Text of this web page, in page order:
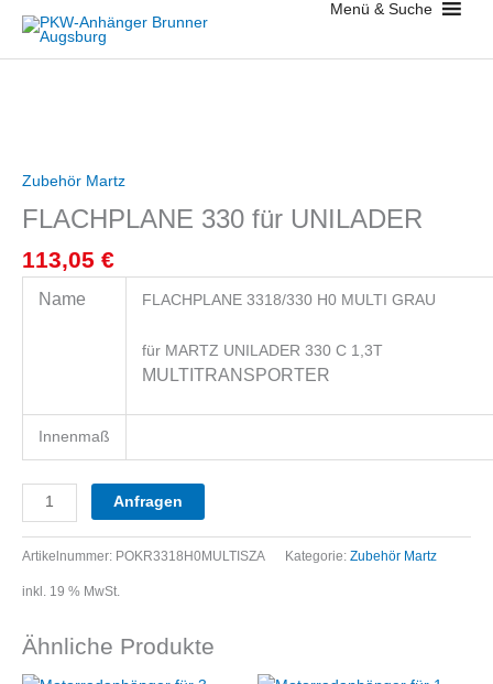
Inhalt
springen
Menü & Suche
Zubehör Martz
FLACHPLANE 330 für UNILADER
113,05 €
Name FLACHPLANE 3318/330 H0 MULTI GRAU
für MARTZ UNILADER 330 C 1,3T
MULTITRANSPORTER
Innenmaß
für
Menge
Anfragen
Artikelnummer: POKR3318H0MULTISZA Kategorie: Zubehör Martz
inkl. 19 % MwSt.
Ähnliche Produkte